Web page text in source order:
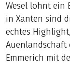
Wesel lohnt ein
in Xanten sind
echtes
Auenlandschaft
Emmerich mit